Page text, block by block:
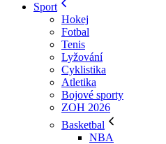
Sport
Hokej
Fotbal
Tenis
Lyžování
Cyklistika
Atletika
Bojové sporty
ZOH 2026
Basketbal
NBA